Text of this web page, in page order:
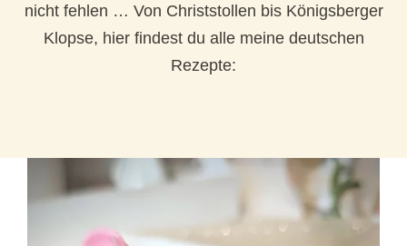
nicht fehlen … Von Christstollen bis Königsberger
Klopse, hier findest du alle meine deutschen
Rezepte: